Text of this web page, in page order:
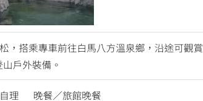
，搭乘專車前往白馬八方溫泉鄉，沿途可觀
戶外裝備。
自理 晚餐／旅館晚餐